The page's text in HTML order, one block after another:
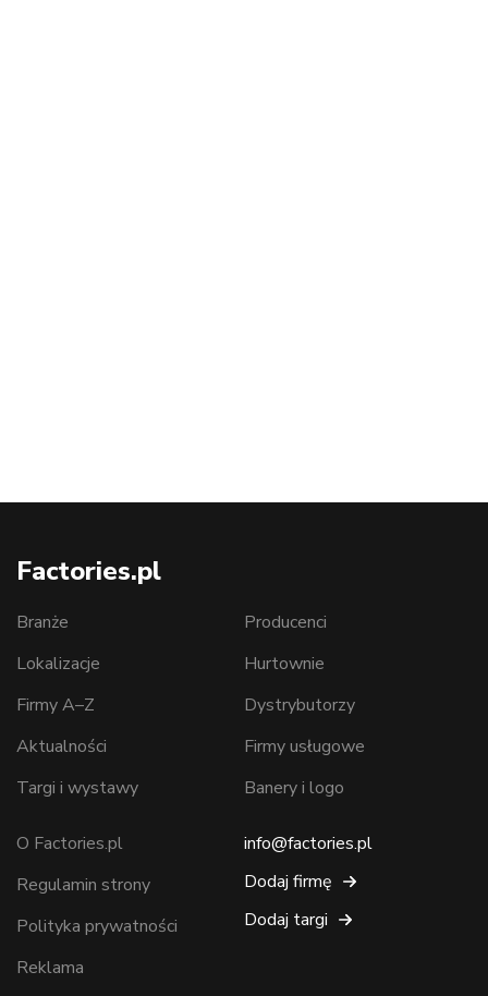
Factories.pl
Branże
Lokalizacje
Firmy A–Z
Aktualności
Targi i wystawy
Producenci
Hurtownie
Dystrybutorzy
Firmy usługowe
Banery i logo
O Factories.pl
Regulamin strony
Polityka prywatności
Reklama
info@factories.pl
Dodaj firmę
Dodaj targi